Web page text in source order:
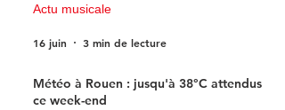
Actu musicale
16 juin 3 min de lecture
Météo à Rouen : jusqu'à 38°C attendus
ce week-end